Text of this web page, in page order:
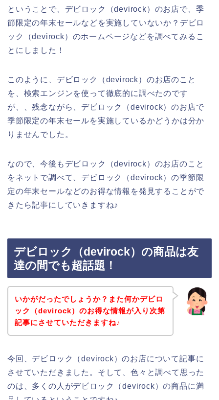
ということで、デビロック（devirock）のお店で、季
節限定の年末セールなどを実施していないか？デビロ
ック（devirock）のホームページなどを調べてみるこ
とにしました！
このように、デビロック（devirock）のお店のこと
を、検索エンジンを使って徹底的に調べたのです
が、、残念ながら、デビロック（devirock）のお店で
季節限定の年末セールを実施しているかどうかは分か
りませんでした。
なので、今後もデビロック（devirock）のお店のこと
をネットで調べて、デビロック（devirock）の季節限
定の年末セールなどのお得な情報を発見することがで
きたら記事にしていきますね♪
デビロック（devirock）の商品は友
達の間でも超話題！
いかがだったでしょうか？また何かデビロ
ック（devirock）のお得な情報が入り次第
記事にさせていただきますね♪
今回、デビロック（devirock）のお店について記事に
させていただきました。そして、色々と調べて思った
のは、多くの人がデビロック（devirock）の商品に満